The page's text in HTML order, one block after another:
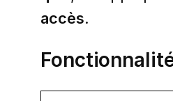
accès.